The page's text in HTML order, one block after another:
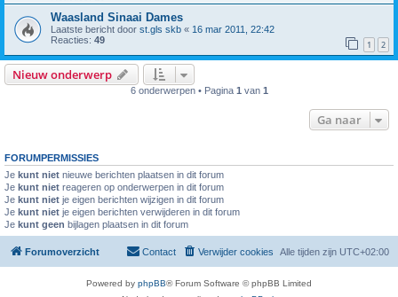
Waasland Sinaai Dames
Laatste bericht door st.gls skb « 16 mar 2011, 22:42
Reacties: 49 1 2
Nieuw onderwerp
6 onderwerpen • Pagina 1 van 1
Ga naar
FORUMPERMISSIES
Je kunt niet nieuwe berichten plaatsen in dit forum
Je kunt niet reageren op onderwerpen in dit forum
Je kunt niet je eigen berichten wijzigen in dit forum
Je kunt niet je eigen berichten verwijderen in dit forum
Je kunt geen bijlagen plaatsen in dit forum
Forumoverzicht Alle tijden zijn UTC+02:00
Verwijder cookies
Contact
Powered by phpBB® Forum Software © phpBB Limited